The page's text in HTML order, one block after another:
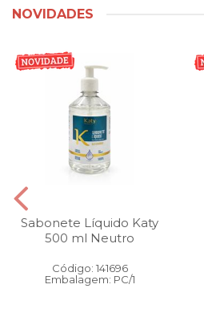
NOVIDADES
Sabonete Líquido Katy
500 ml Neutro
Código: 141696
Embalagem: PC/1